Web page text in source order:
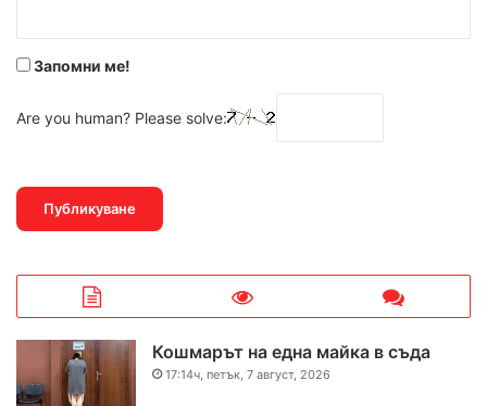
Запомни ме!
Are you human? Please solve:
Кошмарът на една майка в съда
17:14ч, петък, 7 август, 2026